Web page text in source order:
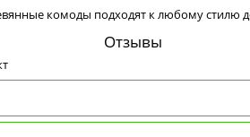
комоды подходят к любому стилю
Отзывы